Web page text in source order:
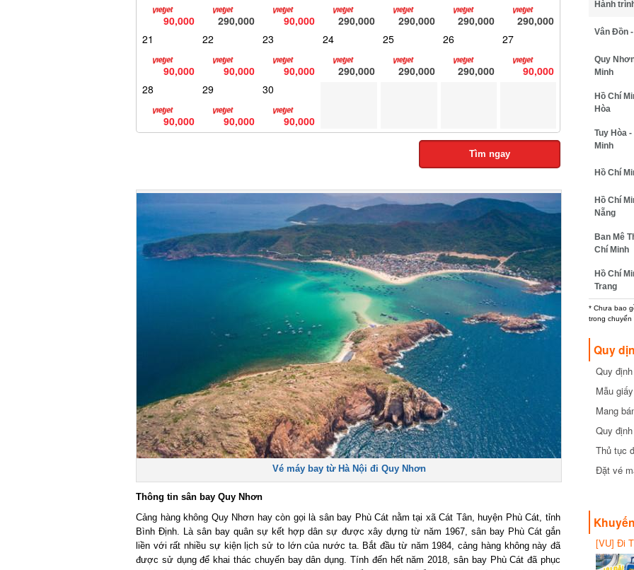
90,000 290,000 90,000 290,000 290,000 290,000
290,000
21
90,000
22
90,000
23
90,000
24
290,000
25
290,000
26
290,000
27
90,000
28
90,000
29
90,000
30
90,000
Tìm ngay
Vé máy bay từ Hà Nội đi Quy Nhơn
Thông tin sân bay Quy Nhơn
Cảng hàng không Quy Nhơn hay còn gọi là sân bay Phù Cát nằm tại xã Cát Tân, huyện Phù Cát, tỉnh
Bình Định. Là sân bay quân sự kết hợp dân sự được xây dựng từ năm 1967, sân bay Phù Cát gắn
liền với rất nhiều sự kiện lịch sử to lớn của nước ta. Bắt đầu từ năm 1984, cảng hàng không này đã
được sử dụng để khai thác chuyến bay dân dụng. Tính đến hết năm 2018, sân bay Phù Cát đã phục
Hành trình*
Vân Đồn -
Quy Nhơn
Minh
Hồ Chí
Hòa
Tuy Hòa -
Minh
Hồ Chí
Hồ Chí
Nẵng
Ban Mê
Chí Minh
Hồ Chí
Trang
* Chưa bao
trong chuyến
Quy
Quy
cần biết
Mẫu
Mang
Quy
Thủ tục
Đặt vé
[VU] Đi
giảm